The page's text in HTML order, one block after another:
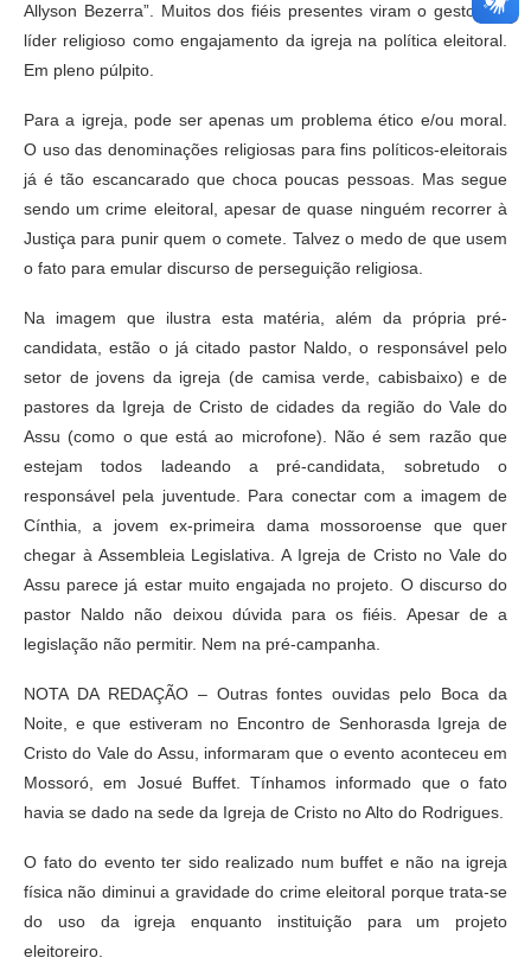
Allyson Bezerra”. Muitos dos fiéis presentes viram o gestor do
líder religioso como engajamento da igreja na política eleitoral.
Em pleno púlpito.
Para a igreja, pode ser apenas um problema ético e/ou moral.
O uso das denominações religiosas para fins políticos-eleitorais
já é tão escancarado que choca poucas pessoas. Mas segue
sendo um crime eleitoral, apesar de quase ninguém recorrer à
Justiça para punir quem o comete. Talvez o medo de que usem
o fato para emular discurso de perseguição religiosa.
Na imagem que ilustra esta matéria, além da própria pré-
candidata, estão o já citado pastor Naldo, o responsável pelo
setor de jovens da igreja (de camisa verde, cabisbaixo) e de
pastores da Igreja de Cristo de cidades da região do Vale do
Assu (como o que está ao microfone). Não é sem razão que
estejam todos ladeando a pré-candidata, sobretudo o
responsável pela juventude. Para conectar com a imagem de
Cínthia, a jovem ex-primeira dama mossoroense que quer
chegar à Assembleia Legislativa. A Igreja de Cristo no Vale do
Assu parece já estar muito engajada no projeto. O discurso do
pastor Naldo não deixou dúvida para os fiéis. Apesar de a
legislação não permitir. Nem na pré-campanha.
NOTA DA REDAÇÃO – Outras fontes ouvidas pelo Boca da
Noite, e que estiveram no Encontro de Senhorasda Igreja de
Cristo do Vale do Assu, informaram que o evento aconteceu em
Mossoró, em Josué Buffet. Tínhamos informado que o fato
havia se dado na sede da Igreja de Cristo no Alto do Rodrigues.
O fato do evento ter sido realizado num buffet e não na igreja
física não diminui a gravidade do crime eleitoral porque trata-se
do uso da igreja enquanto instituição para um projeto
eleitoreiro.